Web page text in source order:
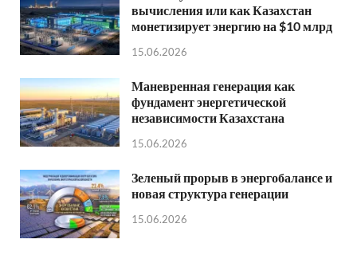
вычисления или как Казахстан
монетизирует энергию на $10 млрд
15.06.2026
Маневренная генерация как
фундамент энергетической
независимости Казахстана
15.06.2026
Зеленый прорыв в энергобалансе и
новая структура генерации
15.06.2026